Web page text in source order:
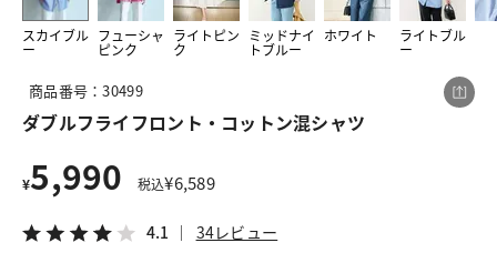
スカイブル
ー
フューシャ
ピンク
ライトピン
ク
ミッドナイ
トブルー
ホワイト ライトブル
ー
1
商品番号：30499
ダブルフライフロント・コットン混シャツ
¥5,990 税込¥6,589
4.1 34レビュー
この商品をシェアする
ダブルフライフロント・コットン混シャツ
4.1 34レビュー